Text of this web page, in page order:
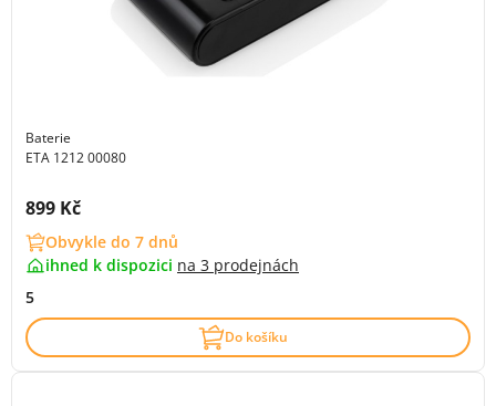
Baterie
ETA 1212 00080
Cena s DPH:
899 Kč
Obvykle do 7 dnů
ihned k dispozici na 3 prodejnách
5
Do košíku